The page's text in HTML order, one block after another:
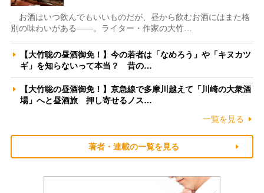
お酒はいつ飲んでもいいものだが、昼から飲むお酒にはまた格
別の味わいがある――。ライター・作家の大竹…
【大竹聡の昼酒御免！】今の若者は「なめろう」や「キヌカツ
ギ」を知らないって本当？ 昔の…
【大竹聡の昼酒御免！】京急線で多摩川越えて「川崎の大衆酒
場」へと昼酒旅 押し寄せるノス…
一覧を見る
著者・連載の一覧を見る